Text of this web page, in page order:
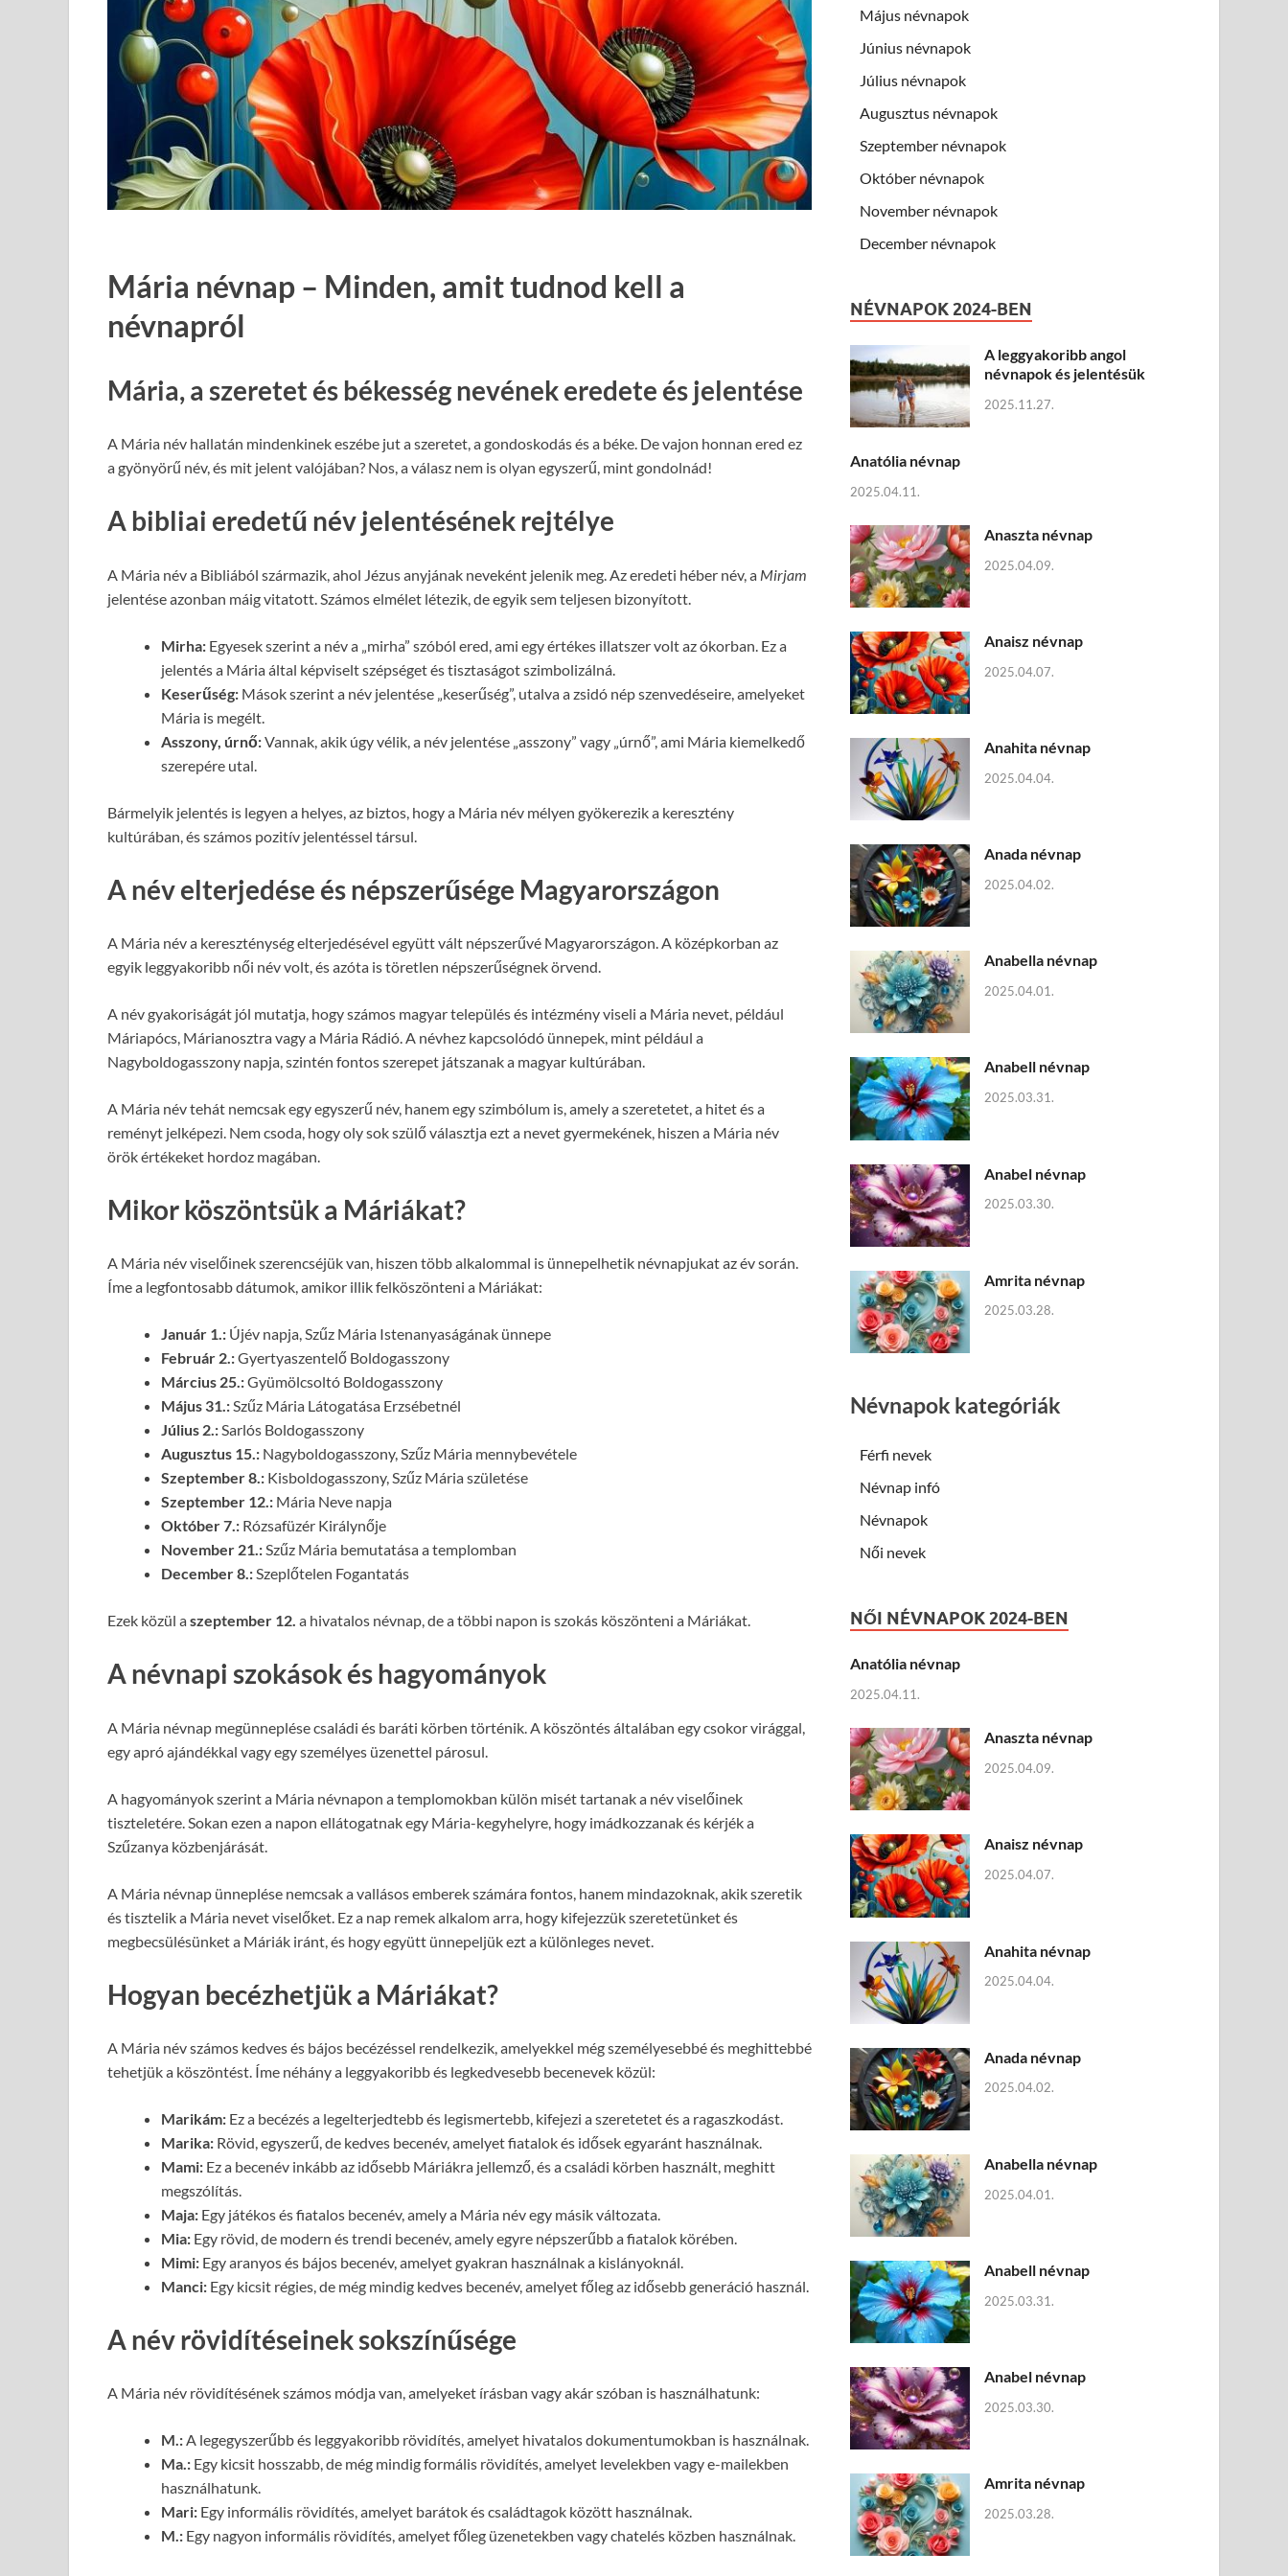
Mária névnap – Minden, amit tudnod kell a
névnapról
Mária, a szeretet és békesség nevének eredete és jelentése
A Mária név hallatán mindenkinek eszébe jut a szeretet, a gondoskodás és a béke. De vajon honnan ered ez
a gyönyörű név, és mit jelent valójában? Nos, a válasz nem is olyan egyszerű, mint gondolnád!
A bibliai eredetű név jelentésének rejtélye
A Mária név a Bibliából származik, ahol Jézus anyjának neveként jelenik meg. Az eredeti héber név, a Mirjam
jelentése azonban máig vitatott. Számos elmélet létezik, de egyik sem teljesen bizonyított.
Mirha: Egyesek szerint a név a „mirha” szóból ered, ami egy értékes illatszer volt az ókorban. Ez a
jelentés a Mária által képviselt szépséget és tisztaságot szimbolizálná.
Keserűség: Mások szerint a név jelentése „keserűség”, utalva a zsidó nép szenvedéseire, amelyeket
Mária is megélt.
Asszony, úrnő:Vannak, akik úgy vélik, a név jelentése „asszony” vagy „úrnő”, ami Mária kiemelkedő
szerepére utal.
Bármelyik jelentés is legyen a helyes, az biztos, hogy a Mária név mélyen gyökerezik a keresztény
kultúrában, és számos pozitív jelentéssel társul.
A név elterjedése és népszerűsége Magyarországon
A Mária név a kereszténység elterjedésével együtt vált népszerűvé Magyarországon. A középkorban az
egyik leggyakoribb női név volt, és azóta is töretlen népszerűségnek örvend.
A név gyakoriságát jól mutatja, hogy számos magyar település és intézmény viseli a Mária nevet, például
Máriapócs, Márianosztra vagy a Mária Rádió. A névhez kapcsolódó ünnepek, mint például a
Nagyboldogasszony napja, szintén fontos szerepet játszanak a magyar kultúrában.
A Mária név tehát nemcsak egy egyszerű név, hanem egy szimbólum is, amely a szeretetet, a hitet és a
reményt jelképezi. Nem csoda, hogy oly sok szülő választja ezt a nevet gyermekének, hiszen a Mária név
örök értékeket hordoz magában.
Mikor köszöntsük a Máriákat?
A Mária név viselőinek szerencséjük van, hiszen több alkalommal is ünnepelhetik névnapjukat az év során.
Íme a legfontosabb dátumok, amikor illik felköszönteni a Máriákat:
Január 1.: Újév napja, Szűz Mária Istenanyaságának ünnepe
Február 2.:Gyertyaszentelő Boldogasszony
Március 25.:Gyümölcsoltó Boldogasszony
Május 31.:Szűz Mária Látogatása Erzsébetnél
Július 2.:Sarlós Boldogasszony
Augusztus 15.: Nagyboldogasszony, Szűz Mária mennybevétele
Szeptember 8.: Kisboldogasszony, Szűz Mária születése
Szeptember 12.: Mária Neve napja
Október 7.: Rózsafüzér Királynője
November 21.:Szűz Mária bemutatása a templomban
December 8.:Szeplőtelen Fogantatás
Ezek közül aszeptember 12. a hivatalos névnap, de a többi napon is szokás köszönteni a Máriákat.
A névnapi szokások és hagyományok
A Mária névnap megünneplése családi és baráti körben történik. A köszöntés általában egy csokor virággal,
egy apró ajándékkal vagy egy személyes üzenettel párosul.
A hagyományok szerint a Mária névnapon a templomokban külön misét tartanak a név viselőinek
tiszteletére. Sokan ezen a napon ellátogatnak egy Mária-kegyhelyre, hogy imádkozzanak és kérjék a
Szűzanya közbenjárását.
A Mária névnap ünneplése nemcsak a vallásos emberek számára fontos, hanem mindazoknak, akik szeretik
és tisztelik a Mária nevet viselőket. Ez a nap remek alkalom arra, hogy kifejezzük szeretetünket és
megbecsülésünket a Máriák iránt, és hogy együtt ünnepeljük ezt a különleges nevet.
Hogyan becézhetjük a Máriákat?
A Mária név számos kedves és bájos becézéssel rendelkezik, amelyekkel még személyesebbé és meghittebbé
tehetjük a köszöntést. Íme néhány a leggyakoribb és legkedvesebb becenevek közül:
Marikám: Ez a becézés a legelterjedtebb és legismertebb, kifejezi a szeretetet és a ragaszkodást.
Marika: Rövid, egyszerű, de kedves becenév, amelyet fiatalok és idősek egyaránt használnak.
Mami: Ez a becenév inkább az idősebb Máriákra jellemző, és a családi körben használt, meghitt
megszólítás.
Maja: Egy játékos és fiatalos becenév, amely a Mária név egy másik változata.
Mia: Egy rövid, de modern és trendi becenév, amely egyre népszerűbb a fiatalok körében.
Mimi: Egy aranyos és bájos becenév, amelyet gyakran használnak a kislányoknál.
Manci: Egy kicsit régies, de még mindig kedves becenév, amelyet főleg az idősebb generáció használ.
A név rövidítéseinek sokszínűsége
A Mária név rövidítésének számos módja van, amelyeket írásban vagy akár szóban is használhatunk:
M.:A legegyszerűbb és leggyakoribb rövidítés, amelyet hivatalos dokumentumokban is használnak.
Ma.: Egy kicsit hosszabb, de még mindig formális rövidítés, amelyet levelekben vagy e-mailekben
használhatunk.
Mari: Egy informális rövidítés, amelyet barátok és családtagok között használnak.
M.: Egy nagyon informális rövidítés, amelyet főleg üzenetekben vagy chatelés közben használnak.
Május névnapok
Június névnapok
Július névnapok
Augusztus névnapok
Szeptember névnapok
Október névnapok
November névnapok
December névnapok
NÉVNAPOK 2024-BEN
A leggyakoribb angol
névnapok és jelentésük
2025.11.27.
Anatólia névnap
2025.04.11.
Anaszta névnap
2025.04.09.
Anaisz névnap
2025.04.07.
Anahita névnap
2025.04.04.
Anada névnap
2025.04.02.
Anabella névnap
2025.04.01.
Anabell névnap
2025.03.31.
Anabel névnap
2025.03.30.
Amrita névnap
2025.03.28.
Névnapok kategóriák
Férfi nevek
Névnap infó
Névnapok
Női nevek
NŐI NÉVNAPOK 2024-BEN
Anatólia névnap
2025.04.11.
Anaszta névnap
2025.04.09.
Anaisz névnap
2025.04.07.
Anahita névnap
2025.04.04.
Anada névnap
2025.04.02.
Anabella névnap
2025.04.01.
Anabell névnap
2025.03.31.
Anabel névnap
2025.03.30.
Amrita névnap
2025.03.28.